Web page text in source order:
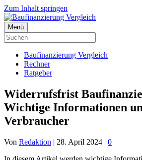
Zum Inhalt springen
Menü
Baufinanzierung Vergleich
Rechner
Ratgeber
Widerrufsfrist
Wichtige Informationen
Verbraucher
Von Redaktion | 28. April 2024 | 0